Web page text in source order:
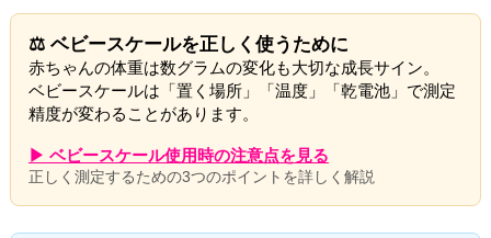
⚖ ベビースケールを正しく使うために
赤ちゃんの体重は数グラムの変化も大切な成長サイン。
ベビースケールは「置く場所」「温度」「乾電池」で測定
精度が変わることがあります。
▶ ベビースケール使用時の注意点を見る
正しく測定するための3つのポイントを詳しく解説